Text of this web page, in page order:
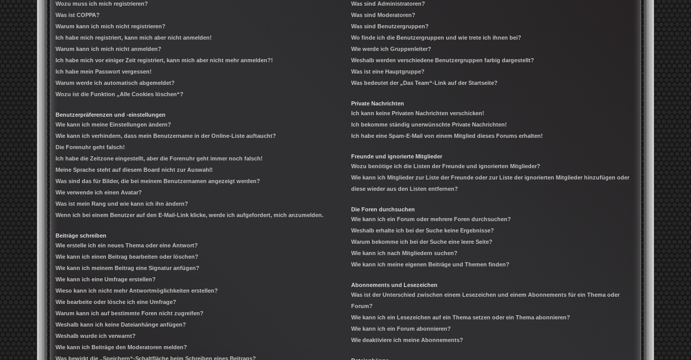
Wozu muss ich mich registrieren?
Was ist COPPA?
Warum kann ich mich nicht registrieren?
Ich habe mich registriert, kann mich aber nicht anmelden!
Warum kann ich mich nicht anmelden?
Ich habe mich vor einiger Zeit registriert, kann mich aber nicht mehr anmelden?!
Ich habe mein Passwort vergessen!
Warum werde ich automatisch abgemeldet?
Wozu ist die Funktion „Alle Cookies löschen“?
Benutzerpräferenzen und -einstellungen
Wie kann ich meine Einstellungen ändern?
Wie kann ich verhindern, dass mein Benutzername in der Online-Liste auftaucht?
Die Forenuhr geht falsch!
Ich habe die Zeitzone eingestellt, aber die Forenuhr geht immer noch falsch!
Meine Sprache steht auf diesem Board nicht zur Auswahl!
Was sind das für Bilder, die bei meinem Benutzernamen angezeigt werden?
Wie verwende ich einen Avatar?
Was ist mein Rang und wie kann ich ihn ändern?
Wenn ich bei einem Benutzer auf den E-Mail-Link klicke, werde ich aufgefordert, mich anzumelden.
Beiträge schreiben
Wie erstelle ich ein neues Thema oder eine Antwort?
Wie kann ich einen Beitrag bearbeiten oder löschen?
Wie kann ich meinem Beitrag eine Signatur anfügen?
Wie kann ich eine Umfrage erstellen?
Wieso kann ich nicht mehr Antwortmöglichkeiten erstellen?
Wie bearbeite oder lösche ich eine Umfrage?
Warum kann ich auf bestimmte Foren nicht zugreifen?
Weshalb kann ich keine Dateianhänge anfügen?
Weshalb wurde ich verwarnt?
Wie kann ich Beiträge den Moderatoren melden?
Was bewirkt die „Speichern“-Schaltfläche beim Schreiben eines Beitrags?
Was sind Administratoren?
Was sind Moderatoren?
Was sind Benutzergruppen?
Wo finde ich die Benutzergruppen und wie trete ich ihnen bei?
Wie werde ich Gruppenleiter?
Weshalb werden verschiedene Benutzergruppen farbig dargestellt?
Was ist eine Hauptgruppe?
Was bedeutet der „Das Team“-Link auf der Startseite?
Private Nachrichten
Ich kann keine Privaten Nachrichten verschicken!
Ich bekomme ständig unerwünschte Private Nachrichten!
Ich habe eine Spam-E-Mail von einem Mitglied dieses Forums erhalten!
Freunde und ignorierte Mitglieder
Wozu benötige ich die Listen der Freunde und ignorierten Mitglieder?
Wie kann ich Mitglieder zur Liste der Freunde oder zur Liste der ignorierten Mitglieder hinzufügen oder
diese wieder aus den Listen entfernen?
Die Foren durchsuchen
Wie kann ich ein Forum oder mehrere Foren durchsuchen?
Weshalb erhalte ich bei der Suche keine Ergebnisse?
Warum bekomme ich bei der Suche eine leere Seite?
Wie kann ich nach Mitgliedern suchen?
Wie kann ich meine eigenen Beiträge und Themen finden?
Abonnements und Lesezeichen
Was ist der Unterschied zwischen einem Lesezeichen und einem Abonnements für ein Thema oder
Forum?
Wie kann ich ein Lesezeichen auf ein Thema setzen oder ein Thema abonnieren?
Wie kann ich ein Forum abonnieren?
Wie deaktiviere ich meine Abonnements?